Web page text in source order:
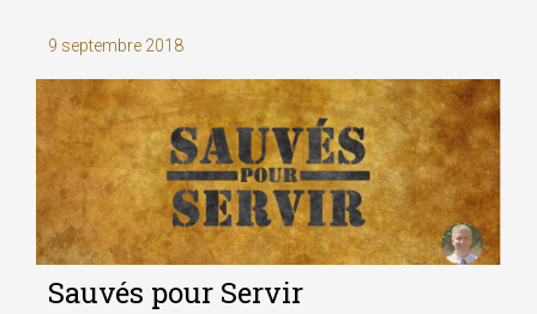
9 septembre 2018
Sauvés pour Servir